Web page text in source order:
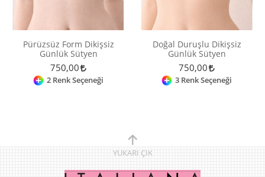
Pürüzsüz Form Dikişsiz
Günlük Sütyen
750,00
2 Renk Seçeneği
Doğal Duruşlu Dikişsiz
Günlük Sütyen
750,00
3 Renk Seçeneği
YUKARI ÇIK